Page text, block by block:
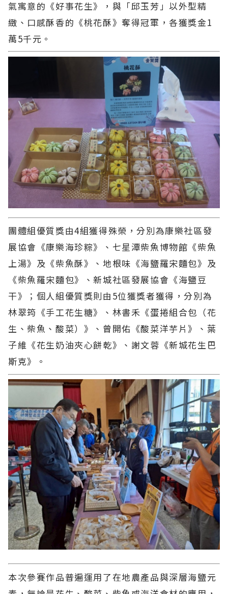
氣寓意的《好事花生》，與「邱玉芳」以外型精
緻、口感酥香的《桃花酥》奪得冠軍，各獲獎金1
萬5千元。
團體組優質獎由4組獲得殊榮，分別為康樂社區發
展協會《康樂海珍粽》、七星潭柴魚博物館《柴魚
上湯》及《柴魚酥》、地根味《海鹽羅宋麵包》及
《柴魚羅宋麵包》、新城社區發展協會《海鹽豆
干》；個人組優質獎則由5位獲獎者獲得，分別為
林翠筠《手工花生糖》、林書禾《蛋捲組合包（花
生、柴魚、酸菜）》、曾開佑《酸菜洋芋片》、葉
子維《花生奶油夾心餅乾》、謝文蓉《新城花生巴
斯克》。
本次參賽作品普遍運用了在地農產品與深層海鹽元